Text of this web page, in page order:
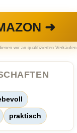
➜
wir an qualifizierten Verkäufen
praktisch